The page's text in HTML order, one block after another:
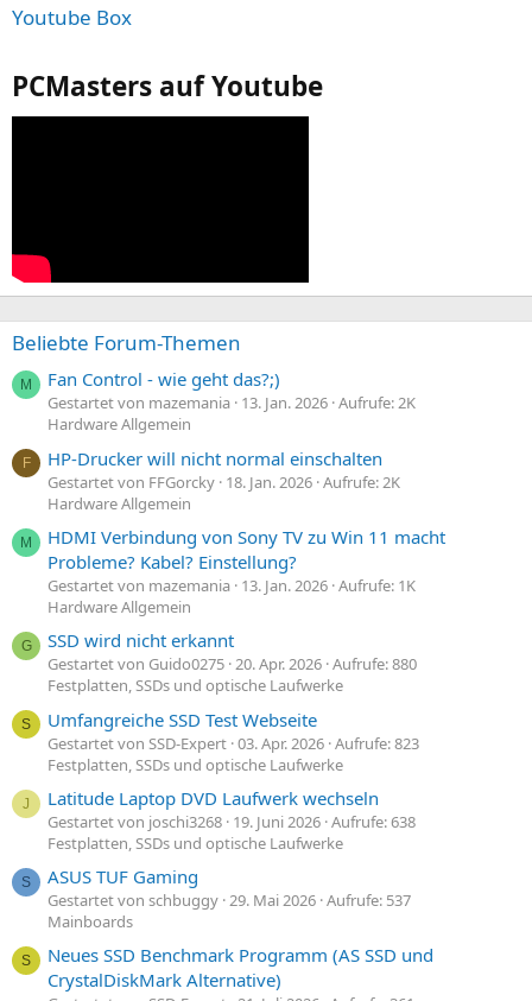
Youtube Box
PCMasters auf Youtube
Beliebte Forum-Themen
M Fan Control - wie geht das?;)
Gestartet von mazemania 13. Jan. 2026 Aufrufe: 2K
Hardware Allgemein
F HP-Drucker will nicht normal einschalten
Gestartet von FFGorcky 18. Jan. 2026 Aufrufe: 2K
Hardware Allgemein
M
HDMI Verbindung von Sony TV zu Win 11 macht
Probleme? Kabel? Einstellung?
Gestartet von mazemania 13. Jan. 2026 Aufrufe: 1K
Hardware Allgemein
G SSD wird nicht erkannt
Gestartet von Guido0275 20. Apr. 2026 Aufrufe: 880
Festplatten, SSDs und optische Laufwerke
S Umfangreiche SSD Test Webseite
Gestartet von SSD-Expert 03. Apr. 2026 Aufrufe: 823
Festplatten, SSDs und optische Laufwerke
J Latitude Laptop DVD Laufwerk wechseln
Gestartet von joschi3268 19. Juni 2026 Aufrufe: 638
Festplatten, SSDs und optische Laufwerke
S ASUS TUF Gaming
Gestartet von schbuggy 29. Mai 2026 Aufrufe: 537
Mainboards
S
Neues SSD Benchmark Programm (AS SSD und
CrystalDiskMark Alternative)